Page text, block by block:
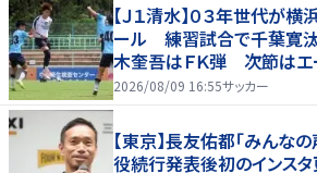
【Ｊ１清水】０３年世代が
ール 練習試合で千葉寛汰
木奎吾はＦＫ弾 次節はエ
場停止
2026/08/09 16:55サッカー
【東京】長友佑都「みんな
役続行発表後初のインス